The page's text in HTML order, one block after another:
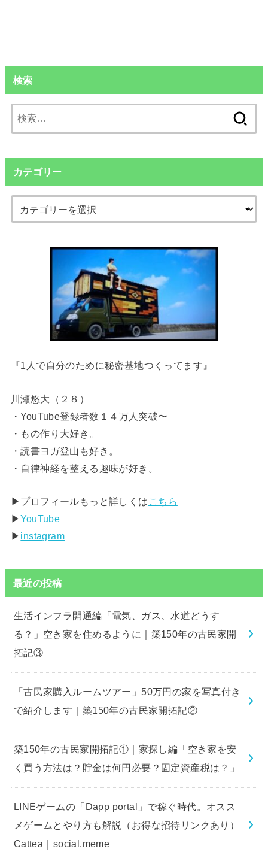
検索
索:
カテゴリー
『1人で自分のために秘密基地つくってます』
川瀬悠大（２８）
・YouTube登録者数１４万人突破〜
・もの作り大好き。
・読書ヨガ登山も好き。
・自律神経を整える趣味が好き。
▶︎プロフィールもっと詳しくは こちら
▶︎YouTube
▶︎ instagram
最近の投稿
生活インフラ開通編「電気、ガス、水道どうす
る？」空き家を住めるように｜築150年の古民家開
拓記③
「古民家購入ルームツアー」50万円の家を写真付き
で紹介します｜築150年の古民家開拓記②
築150年の古民家開拓記①｜家探し編「空き家を安
く買う方法は？貯金は何円必要？固定資産税は？」
LINEゲームの「Dapp portal」で稼ぐ時代。オスス
メゲームとやり方も解説（お得な招待リンクあり）
Cattea｜social.meme